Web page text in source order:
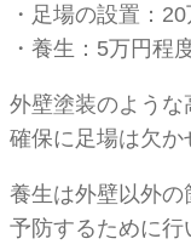
・足場の設置：
・養生：5万円程
外壁塗装のような
確保に足場は欠か
養生は外壁以外の
予防するために行